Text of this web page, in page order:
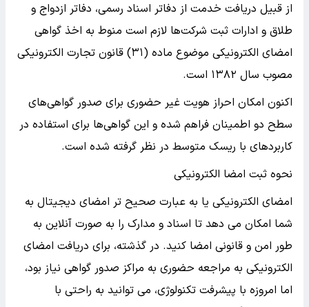
از قبیل دریافت خدمت از دفاتر اسناد رسمی، دفاتر ازدواج و
طلاق و ادارات ثبت شرکت‌ها لازم است منوط به اخذ گواهی
امضای الکترونیکی موضوع ماده (۳۱) قانون تجارت الکترونیکی
مصوب سال ۱۳۸۲ است.
اکنون امکان احراز هویت غیر حضوری برای صدور گواهی‌های
سطح دو اطمینان فراهم شده و این گواهی‌ها برای استفاده در
کاربردهای با ریسک متوسط در نظر گرفته شده است.
نحوه ثبت امضا الکترونیکی
امضای الکترونیکی یا به عبارت صحیح تر امضای دیجیتال به
شما امکان می دهد تا اسناد و مدارک را به صورت آنلاین به
طور امن و قانونی امضا کنید. در گذشته، برای دریافت امضای
الکترونیکی به مراجعه حضوری به مراکز صدور گواهی نیاز بود،
اما امروزه با پیشرفت تکنولوژی، می توانید به راحتی با